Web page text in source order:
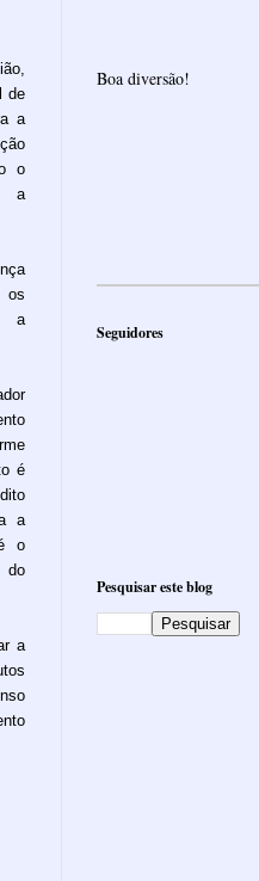
de
a
o
a
os
a
é
a
o
do
a
Boa diversão!
Seguidores
Pesquisar este blog